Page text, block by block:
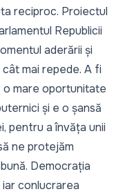
reciproc. Proiectul
Republicii
aderării și
mai repede. A fi
o mare oportunitate
și e o șansă
pentru a învăța unii
ne protejăm
Democrația
conlucrarea